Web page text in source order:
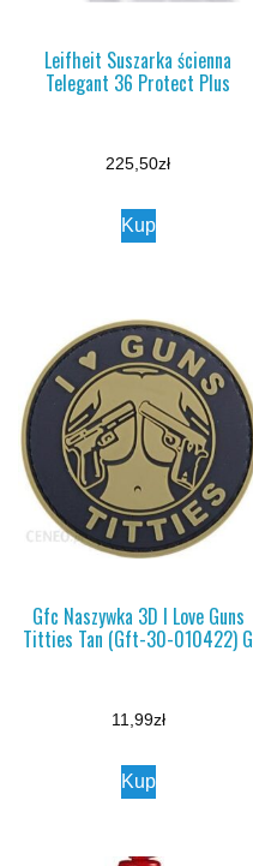
Leifheit Suszarka ścienna
Telegant 36 Protect Plus
225,50zł
Kup
Gfc Naszywka 3D I Love Guns
Titties Tan (Gft-30-010422) G
11,99zł
Kup